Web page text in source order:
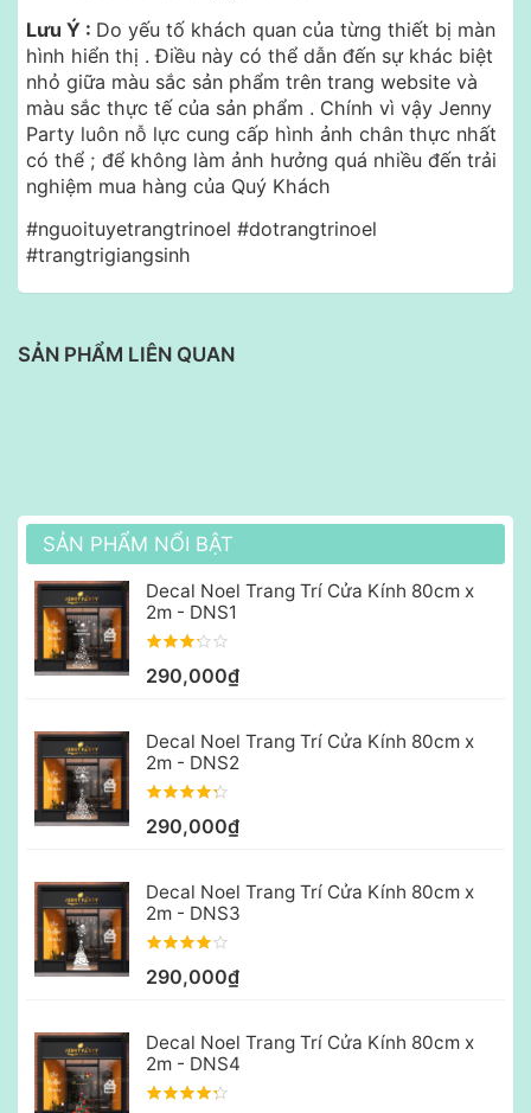
Lưu Ý : Do yếu tố khách quan của từng thiết bị màn
hình hiển thị . Điều này có thể dẫn đến sự khác biệt
nhỏ giữa màu sắc sản phẩm trên trang website và
màu sắc thực tế của sản phẩm . Chính vì vậy Jenny
Party luôn nỗ lực cung cấp hình ảnh chân thực nhất
có thể ; để không làm ảnh hưởng quá nhiều đến trải
nghiệm mua hàng của Quý Khách
#nguoituyetrangtrinoel #dotrangtrinoel
#trangtrigiangsinh
SẢN PHẨM LIÊN QUAN
SẢN PHẨM NỔI BẬT
Decal Noel Trang Trí Cửa Kính 80cm x
2m - DNS1
290,000₫
Decal Noel Trang Trí Cửa Kính 80cm x
2m - DNS2
290,000₫
Decal Noel Trang Trí Cửa Kính 80cm x
2m - DNS3
290,000₫
Decal Noel Trang Trí Cửa Kính 80cm x
2m - DNS4